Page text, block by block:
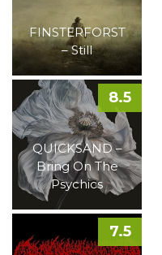
FINSTERFORST
– Still
QUICKSAND –
Bring On The
Psychics
8.5
7.5